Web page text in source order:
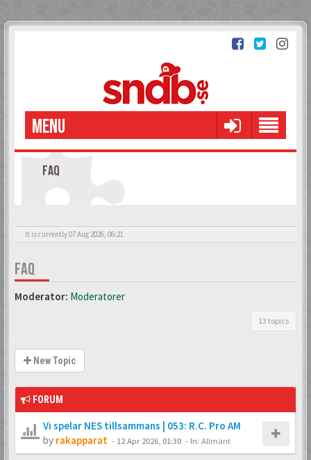
MENU
FAQ
It is currently 07 Aug 2026, 06:21
FAQ
Moderator: Moderatorer
13 topics
New Topic
FORUM
Vi spelar NES tillsammans | 053: R.C. Pro AM
by rakapparat - 12 Apr 2026, 01:30 - In: Allmänt